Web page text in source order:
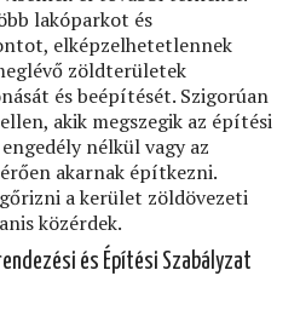
lakóparkot és
elképzelhetetlennek
zöldterületek
és beépítését. Szigorúan
akik megszegik az építési
nélkül vagy az
akarnak építkezni.
a kerület zöldövezeti
közérdek.
és Építési Szabályzat